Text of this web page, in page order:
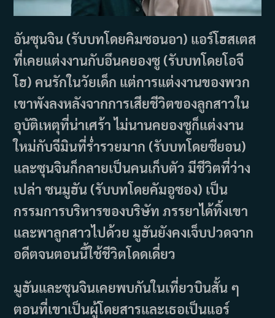
อันซุนจิน (รับบทโดยคิมซอนอา) แอร์โฮสเตส
ที่เคยแต่งงานกับอึนคยองซู (รับบทโดยโอจี
โฮ) คนรักในวัยเด็ก แต่การแต่งงานของพวก
เขาพังลงหลังจากการเสียชีวิตของลูกสาวใน
อุบัติเหตุที่น่าเศร้า ไม่นานคยองซูก็แต่งงาน
ใหม่กับจีมินที่ร่ำรวยมาก (รับบทโดยซียอน)
และซุนจินก็กลายเป็นคนเก็บตัว มีชีวิตที่ว่าง
เปล่า ซนมูฮัน (รับบทโดยคัมอูซอง) เป็น
กรรมการบริหารของบริษัท ภรรยาได้ทิ้งเขา
และพาลูกสาวไปด้วย มูฮันยังคงเจ็บปวดจาก
อดีตจนตอนนี้ใช้ชีวิตโดดเดี่ยว
มูฮันและซุนจินเคยพบกันในเที่ยวบินสั้น ๆ
ตอนที่เขาเป็นผู้โดยสารและเธอเป็นแอร์